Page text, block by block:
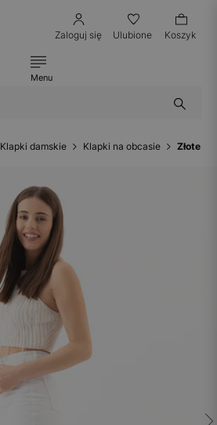
Zaloguj się Ulubione Koszyk
Menu
Klapki damskie Klapki na obcasie Złote